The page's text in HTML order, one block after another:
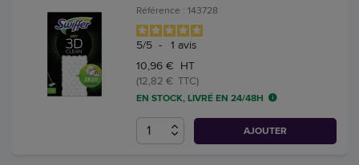
Référence : 143728
5/5 - 1 avis
10,96 € HT
(12,82 € TTC)
EN STOCK, LIVRÉ EN 24/48H
AJOUTER